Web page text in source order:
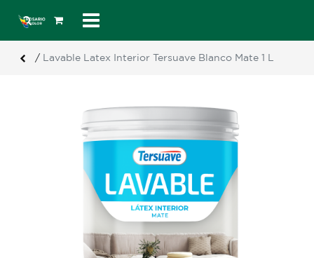
/ Lavable Latex Interior Tersuave Blanco Mate 1 L